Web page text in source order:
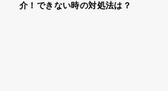
介！できない時の対処法は？